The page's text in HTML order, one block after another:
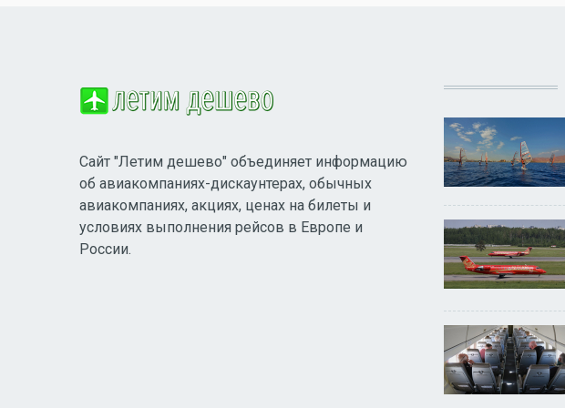
Сайт "Летим дешево" объединяет информацию
об авиакомпаниях-дискаунтерах, обычных
авиакомпаниях, акциях, ценах на билеты и
условиях выполнения рейсов в Европе и
России.